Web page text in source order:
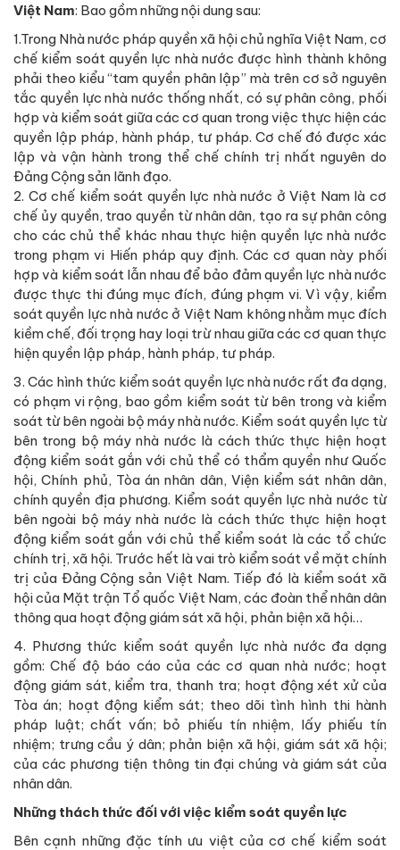
Việt Nam: Bao gồm những nội dung sau:
1.Trong Nhà nước pháp quyền xã hội chủ nghĩa Việt Nam, cơ
chế kiểm soát quyền lực nhà nước được hình thành không
phải theo kiểu “tam quyền phân lập” mà trên cơ sở nguyên
tắc quyền lực nhà nước thống nhất, có sự phân công, phối
hợp và kiểm soát giữa các cơ quan trong việc thực hiện các
quyền lập pháp, hành pháp, tư pháp. Cơ chế đó được xác
lập và vận hành trong thể chế chính trị nhất nguyên do
Đảng Cộng sản lãnh đạo.
2. Cơ chế kiểm soát quyền lực nhà nước ở Việt Nam là cơ
chế ủy quyền, trao quyền từ nhân dân, tạo ra sự phân công
cho các chủ thể khác nhau thực hiện quyền lực nhà nước
trong phạm vi Hiến pháp quy định. Các cơ quan này phối
hợp và kiểm soát lẫn nhau để bảo đảm quyền lực nhà nước
được thực thi đúng mục đích, đúng phạm vi. Vì vậy, kiểm
soát quyền lực nhà nước ở Việt Nam không nhằm mục đích
kiềm chế, đối trọng hay loại trừ nhau giữa các cơ quan thực
hiện quyền lập pháp, hành pháp, tư pháp.
3. Các hình thức kiểm soát quyền lực nhà nước rất đa dạng,
có phạm vi rộng, bao gồm kiểm soát từ bên trong và kiểm
soát từ bên ngoài bộ máy nhà nước. Kiểm soát quyền lực từ
bên trong bộ máy nhà nước là cách thức thực hiện hoạt
động kiểm soát gắn với chủ thể có thẩm quyền như Quốc
hội, Chính phủ, Tòa án nhân dân, Viện kiểm sát nhân dân,
chính quyền địa phương. Kiểm soát quyền lực nhà nước từ
bên ngoài bộ máy nhà nước là cách thức thực hiện hoạt
động kiểm soát gắn với chủ thể kiểm soát là các tổ chức
chính trị, xã hội. Trước hết là vai trò kiểm soát về mặt chính
trị của Đảng Cộng sản Việt Nam. Tiếp đó là kiểm soát xã
hội của Mặt trận Tổ quốc Việt Nam, các đoàn thể nhân dân
thông qua hoạt động giám sát xã hội, phản biện xã hội…
4. Phương thức kiểm soát quyền lực nhà nước đa dạng
gồm: Chế độ báo cáo của các cơ quan nhà nước; hoạt
động giám sát, kiểm tra, thanh tra; hoạt động xét xử của
Tòa án; hoạt động kiểm sát; theo dõi tình hình thi hành
pháp luật; chất vấn; bỏ phiếu tín nhiệm, lấy phiếu tín
nhiệm; trưng cầu ý dân; phản biện xã hội, giám sát xã hội;
của các phương tiện thông tin đại chúng và giám sát của
nhân dân.
Những thách thức đối với việc kiểm soát quyền lực
Bên cạnh những đặc tính ưu việt của cơ chế kiểm soát